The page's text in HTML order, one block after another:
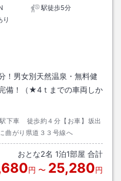
駅徒歩5分
り
！男女別天然温泉・無料健
備！（★4ｔまでの車両しか
下車 徒歩約４分【お車】坂出
曲がり県道３３号線へ
おとな2名 1泊1部屋 合計
円 〜 25,280円